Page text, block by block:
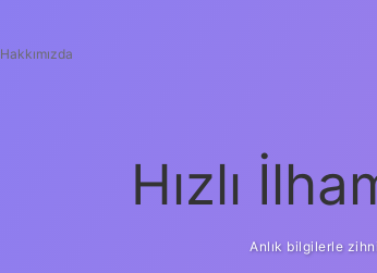
Hakkımızda
Hızlı
Anlık bilgilerle